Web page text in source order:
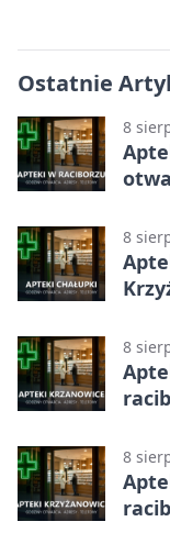
Ostatnie
8
8
8
8